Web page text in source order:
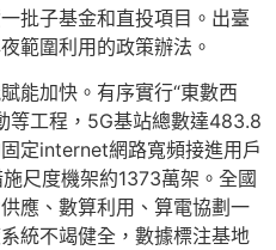
批子基金和直投項目。出臺
範圍利用的政策辦法。
能加快。有序實行“東數西
等工程，5G基站總數達483.8
定internet網路寬頻接進用戶
尺度機架約1373萬架。全國
應、數算利用、算電協劃一
統不竭健全，數據標注基地